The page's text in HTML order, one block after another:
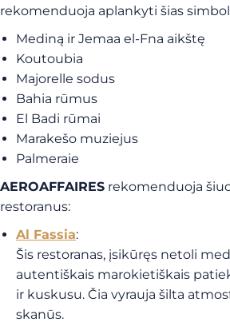
rekomenduoja aplankyti šias
Mediną ir Jemaa el-Fna aikštę
Koutoubia
Majorelle sodus
Bahia rūmus
El Badi rūmai
Marakešo muziejus
Palmeraie
AEROAFFAIRES rekomenduoja
restoranus:
Al Fassia:
Šis restoranas, įsikūręs netoli
autentiškais marokietiškais
ir kuskusu. Čia vyrauja šilta
skanūs.